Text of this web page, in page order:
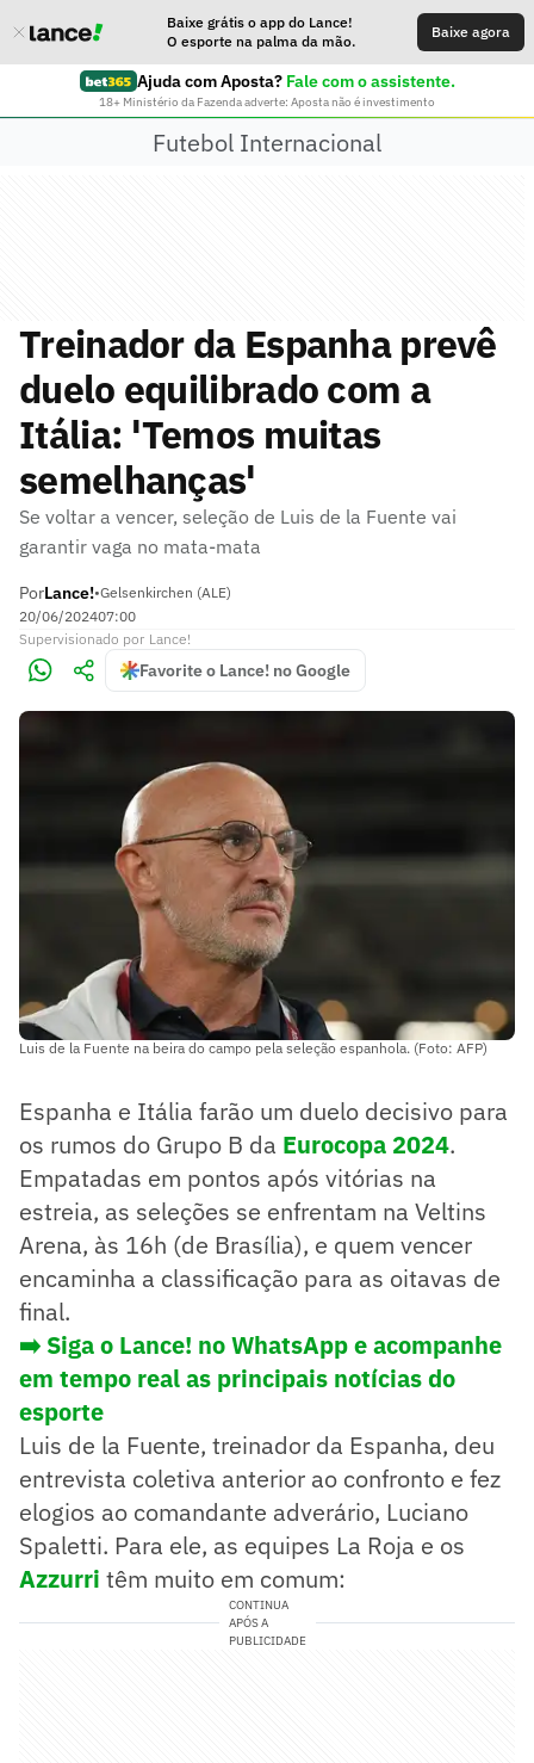
Baixe grátis o app do Lance!
O esporte na palma da mão.
Baixe agora
Ajuda com Aposta? Fale com o assistente.
18+ Ministério da Fazenda adverte: Aposta não é investimento
Futebol Internacional
Treinador da Espanha prevê
duelo equilibrado com a
Itália: 'Temos muitas
semelhanças'
Se voltar a vencer, seleção de Luis de la Fuente vai
garantir vaga no mata-mata
PorLance!•Gelsenkirchen (ALE)
20/06/202407:00
Supervisionado por Lance!
Favorite o Lance! no Google
Luis de la Fuente na beira do campo pela seleção espanhola. (Foto: AFP)
Espanha e Itália farão um duelo decisivo para
os rumos do Grupo B da Eurocopa 2024.
Empatadas em pontos após vitórias na
estreia, as seleções se enfrentam na Veltins
Arena, às 16h (de Brasília), e quem vencer
encaminha a classificação para as oitavas de
final.
➡️ Siga o Lance! no WhatsApp e acompanhe
em tempo real as principais notícias do
esporte
Luis de la Fuente, treinador da Espanha, deu
entrevista coletiva anterior ao confronto e fez
elogios ao comandante adverário, Luciano
Spaletti. Para ele, as equipes La Roja e os
Azzurri têm muito em comum:
CONTINUA
APÓS A
PUBLICIDADE